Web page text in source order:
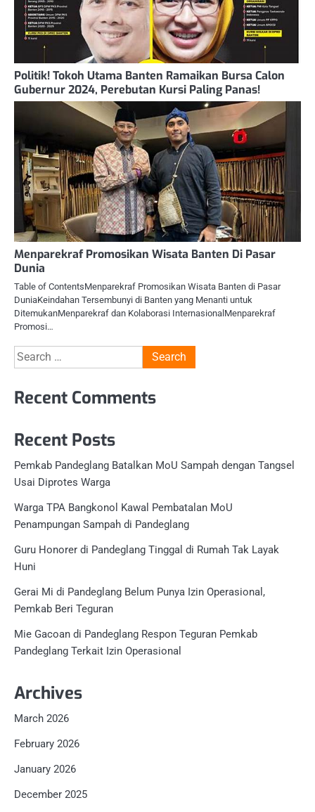
Politik! Tokoh Utama Banten Ramaikan Bursa Calon
Gubernur 2024, Perebutan Kursi Paling Panas!
Menparekraf Promosikan Wisata Banten Di Pasar
Dunia
Table of ContentsMenparekraf Promosikan Wisata Banten di Pasar
DuniaKeindahan Tersembunyi di Banten yang Menanti untuk
DitemukanMenparekraf dan Kolaborasi InternasionalMenparekraf
Promosi…
Search
for:
Recent Comments
Recent Posts
Pemkab Pandeglang Batalkan MoU Sampah dengan Tangsel
Usai Diprotes Warga
Warga TPA Bangkonol Kawal Pembatalan MoU
Penampungan Sampah di Pandeglang
Guru Honorer di Pandeglang Tinggal di Rumah Tak Layak
Huni
Gerai Mi di Pandeglang Belum Punya Izin Operasional,
Pemkab Beri Teguran
Mie Gacoan di Pandeglang Respon Teguran Pemkab
Pandeglang Terkait Izin Operasional
Archives
March 2026
February 2026
January 2026
December 2025